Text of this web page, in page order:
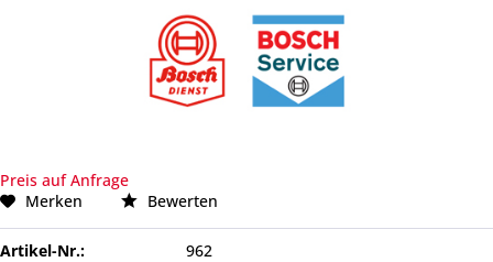
Preis auf Anfrage
Merken
Bewerten
Artikel-Nr.:
962